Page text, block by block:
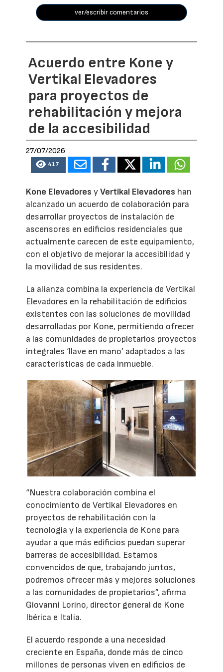
ver/escribir comentarios
Acuerdo entre Kone y
Vertikal Elevadores
para proyectos de
rehabilitación y mejora
de la accesibilidad
27/07/2026
417
Kone Elevadores yVertikal Elevadores han
alcanzado un acuerdo de colaboración para
desarrollar proyectos de instalación de
ascensores en edificios residenciales que
actualmente carecen de este equipamiento,
con el objetivo de mejorar la accesibilidad y
la movilidad de sus residentes.
La alianza combina la experiencia de Vertikal
Elevadores en la rehabilitación de edificios
existentes con las soluciones de movilidad
desarrolladas por Kone, permitiendo ofrecer
a las comunidades de propietarios proyectos
integrales ‘llave en mano’ adaptados a las
características de cada inmueble.
“Nuestra colaboración combina el
conocimiento de Vertikal Elevadores en
proyectos de rehabilitación con la
tecnología y la experiencia de Kone para
ayudar a que más edificios puedan superar
barreras de accesibilidad. Estamos
convencidos de que, trabajando juntos,
podremos ofrecer más y mejores soluciones
a las comunidades de propietarios”, afirma
Giovanni Lorino, director general de Kone
Ibérica e Italia.
El acuerdo responde a una necesidad
creciente en España, donde más de cinco
millones de personas viven en edificios de